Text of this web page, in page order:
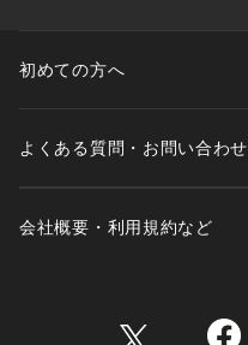
初めての方へ
よくある質問・お問い合わせ
会社概要・利用規約など